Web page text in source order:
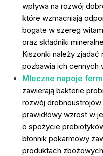
wpływa na rozwój
które wzmacniają
bogate w szereg
oraz składniki
Kiszonki należy
pozbawia ich cennych
Mleczne napoje
zawierają bakterie
rozwój
prawidłowy wzrost w
o spożycie
błonnik pokarmowy
produktach